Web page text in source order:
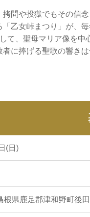
問や投獄でもその信
乙女峠まつり」が、
て、聖母マリア像を中
に捧げる聖歌の響き
(日)
県鹿足郡津和野町後